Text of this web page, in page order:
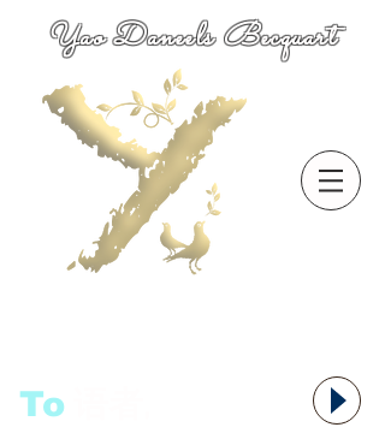
Yao Daneels Becquart
To